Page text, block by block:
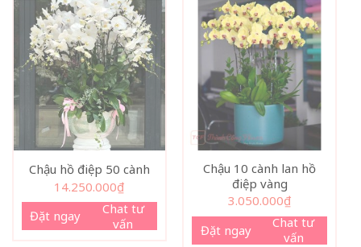
Chậu hồ điệp 50 cành
14.250.000₫
Đặt ngay
Chat tư
vấn
Chậu 10 cành lan hồ
điệp vàng
3.050.000₫
Đặt ngay
Chat tư
vấn